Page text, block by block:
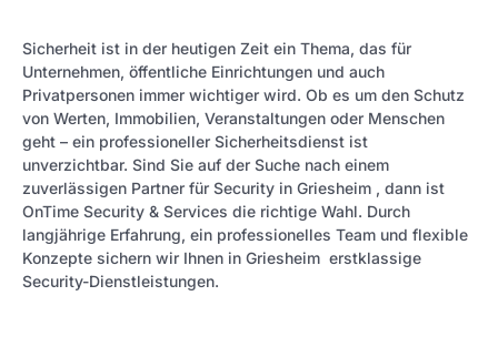
Sicherheit ist in der heutigen Zeit ein Thema, das für
Unternehmen, öffentliche Einrichtungen und auch
Privatpersonen immer wichtiger wird. Ob es um den Schutz
von Werten, Immobilien, Veranstaltungen oder Menschen
geht – ein professioneller Sicherheitsdienst ist
unverzichtbar. Sind Sie auf der Suche nach einem
zuverlässigen Partner für Security in Griesheim , dann ist
OnTime Security & Services die richtige Wahl. Durch
langjährige Erfahrung, ein professionelles Team und flexible
Konzepte sichern wir Ihnen in Griesheim erstklassige
Security-Dienstleistungen.